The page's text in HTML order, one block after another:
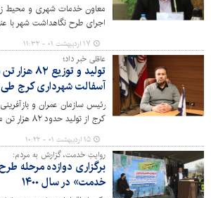
معاون خدمات شهری و محیط
اجرای طرح نگاهداشت شهر با
سال جاری با رویکرد محله
هماهنگی های به عمل آمده با
سایر حوزه های ذیربط اولین
برخوردار سهرابیه اکران خواهد
۱۷ اردیبهشت ۰۱ - ۱۱:۳۲
عاقلی خبر داد؛
تولید و
آسفالت شهرداری کرج طی ۹ ماه
رئیس سازمان عمران و
کرج از
صرف آن در روند ساماندهی و
پروژه های نیمه تمام عمرانی
۱۵ اردیبهشت ۰۱ - ۱۰:۲۲
روایتِ خدمت، گزارش به مردم:
برگزاری دوازده مرحله
خدمت» در سال ۱۴۰۰